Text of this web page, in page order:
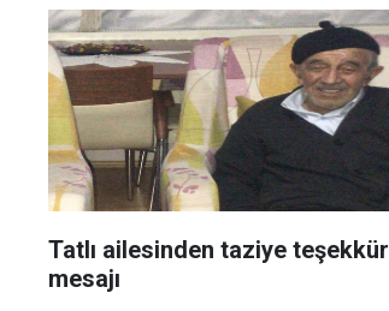
Tatlı ailesinden taziye teşekkür
mesajı